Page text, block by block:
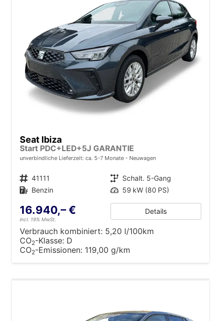
Seat Ibiza
Start PDC+LED+5J GARANTIE
unverbindliche Lieferzeit: ca. 5-7 Monate Neuwagen
Fahrzeugnr. 41111 Getriebe Schalt. 5-Gang
Kraftstoff Benzin Leistung 59 kW (80 PS)
16.940,– €
incl. 19% MwSt.
Details
Verbrauch kombiniert: 5,20 l/100km
CO2-Klasse: D
CO2-Emissionen: 119,00 g/km